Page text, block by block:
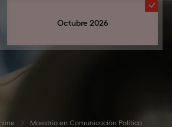
Octubre 2026
Maestría en Comunicación Política